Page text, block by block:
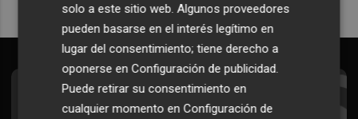
Suscríbete al Boletín
solo a este sitio web. Algunos proveedores
pueden basarse en el interés legítimo en
lugar del consentimiento; tiene derecho a
oponerse enConfiguración de publicidad
Puede retirar su consentimiento en
cualquier momento enConfiguración de